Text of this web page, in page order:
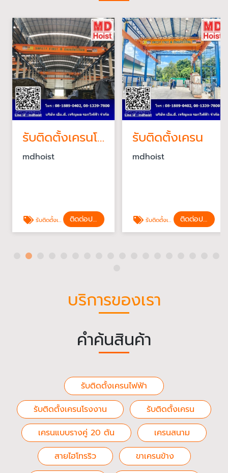
รับติดตั้งเครนโรงงาน
mdhoist
รับติดตั้งเครนโรงงาน ติดต่อประเมินราคา
รับติดตั้งเครน
mdhoist
รับติดตั้งเครน ติดต่อประเมินราคา
บริการของเรา
คำค้นสินค้า
รับติดตั้งเครนไฟฟ้า
รับติดตั้งเครนโรงงาน
รับติดตั้งเครน
เครนแบบรางคู่ 20 ตัน
เครนสนาม
สายไฮโทรริว
ขาเครนข้าง